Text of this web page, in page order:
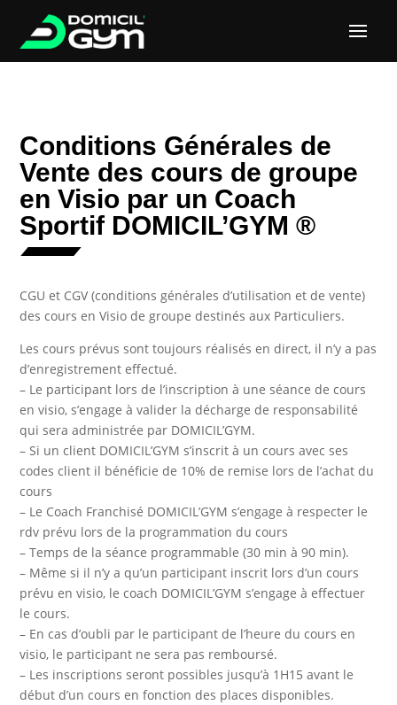
Conditions Générales de
Vente des cours de groupe
en Visio par un Coach
Sportif DOMICIL’GYM ®
CGU et CGV (conditions générales d’utilisation et de vente)
des cours en Visio de groupe destinés aux Particuliers.
Les cours prévus sont toujours réalisés en direct, il n’y a pas
d’enregistrement effectué.
– Le participant lors de l’inscription à une séance de cours
en visio, s’engage à valider la décharge de responsabilité
qui sera administrée par DOMICIL’GYM.
– Si un client DOMICIL’GYM s’inscrit à un cours avec ses
codes client il bénéficie de 10% de remise lors de l’achat du
cours
– Le Coach Franchisé DOMICIL’GYM s’engage à respecter le
rdv prévu lors de la programmation du cours
– Temps de la séance programmable (30 min à 90 min).
– Même si il n’y a qu’un participant inscrit lors d’un cours
prévu en visio, le coach DOMICIL’GYM s’engage à effectuer
le cours.
– En cas d’oubli par le participant de l’heure du cours en
visio, le participant ne sera pas remboursé.
– Les inscriptions seront possibles jusqu’à 1H15 avant le
début d’un cours en fonction des places disponibles.